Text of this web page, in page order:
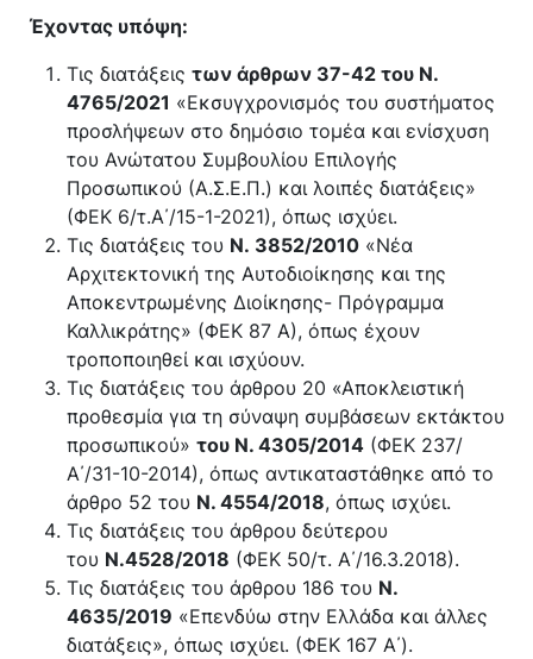
Έχοντας υπόψη:
Τις διατάξεις των άρθρων 37-42 του Ν.
4765/2021 «Εκσυγχρονισμός του συστήματος
προσλήψεων στο δημόσιο τομέα και ενίσχυση
του Ανώτατου Συμβουλίου Επιλογής
Προσωπικού (Α.Σ.Ε.Π.) και λοιπές διατάξεις»
(ΦΕΚ 6/τ.Α΄/15-1-2021), όπως ισχύει.
Τις διατάξεις του Ν. 3852/2010 «Νέα
Αρχιτεκτονική της Αυτοδιοίκησης και της
Αποκεντρωμένης Διοίκησης- Πρόγραμμα
Καλλικράτης» (ΦΕΚ 87 Α), όπως έχουν
τροποποιηθεί και ισχύουν.
Τις διατάξεις του άρθρου 20 «Αποκλειστική
προθεσμία για τη σύναψη συμβάσεων εκτάκτου
προσωπικού» του Ν. 4305/2014 (ΦΕΚ 237/
Α΄/31-10-2014), όπως αντικαταστάθηκε από το
άρθρο 52 του Ν. 4554/2018, όπως ισχύει.
Τις διατάξεις του άρθρου δεύτερου
του Ν.4528/2018 (ΦΕΚ 50/τ. Α΄/16.3.2018).
Τις διατάξεις του άρθρου 186 του Ν.
4635/2019 «Επενδύω στην Ελλάδα και άλλες
διατάξεις», όπως ισχύει. (ΦΕΚ 167 Α΄).